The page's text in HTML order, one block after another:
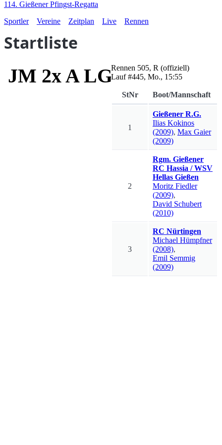
114. Gießener Pfingst-Regatta
Sportler
Vereine Zeitplan Live Rennen
Startliste
JM 2x A LG I-III LG
Rennen 505, R (offiziell)
Lauf #445, Mo., 15:55
StNr Boot/Mannschaft
1
Gießener R.G.
Ilias Kokinos
(2009), Max Gaier
(2009)
2
Rgm. Gießener
RC Hassia / WSV
Hellas Gießen
Moritz Fiedler
(2009),
David Schubert
(2010)
3
RC Nürtingen
Michael Hümpfner
(2008),
Emil Semmig
(2009)